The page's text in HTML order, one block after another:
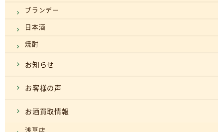
ブランデー
日本酒
焼酎
お知らせ
お客様の声
お酒買取情報
浅草店